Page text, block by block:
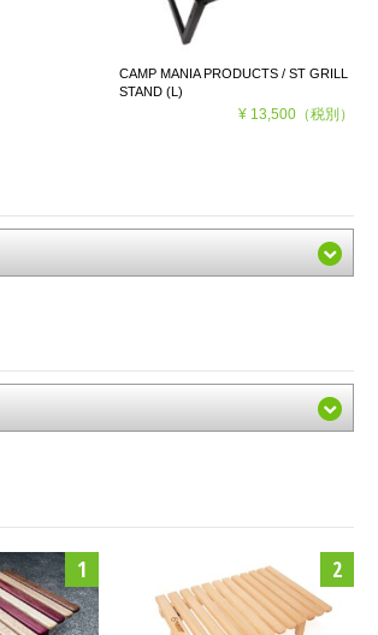
CAMP MANIA PRODUCTS / ST GRILL
STAND (L)
¥ 13,500（税別）